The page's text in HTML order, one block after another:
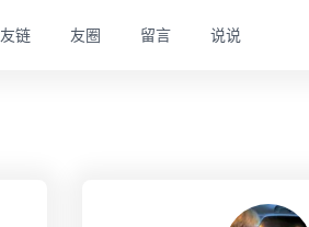
友链 友圈 留言 说说